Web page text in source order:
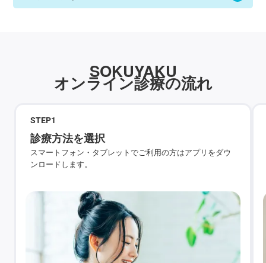
SOKUYAKU
オンライン診療の流れ
STEP1
診療方法を選択
スマートフォン・タブレットでご利用の方はアプリをダウ
ンロードします。